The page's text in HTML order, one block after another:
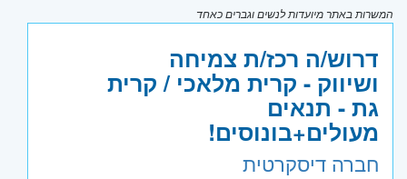
המשרות באתר מיועדות לנשים וגברים כאחד
דרוש/ה רכז/ת צמיחה
ושיווק - קרית מלאכי / קרית
גת - תנאים
מעולים+בונוסים!
חברה דיסקרטית